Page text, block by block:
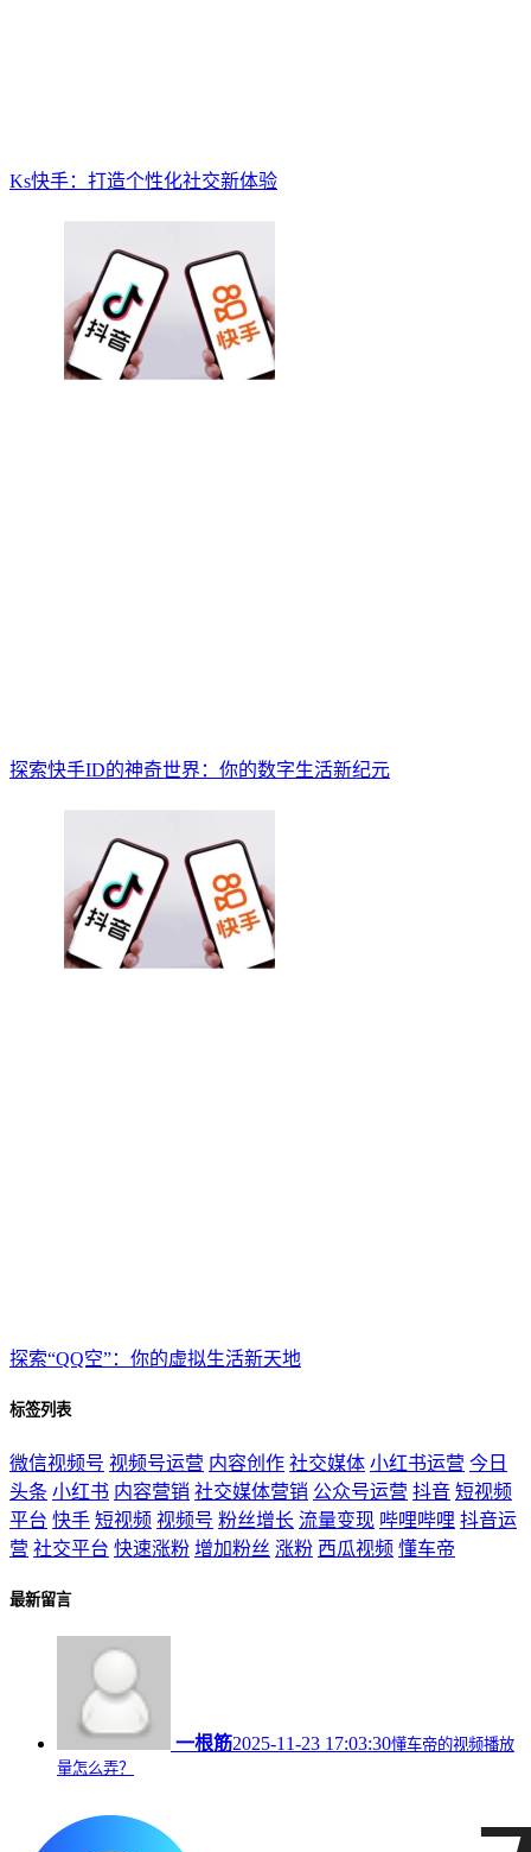
Ks快手：打造个性化社交新体验
探索快手ID的神奇世界：你的数字生活新纪元
探索“QQ空”：你的虚拟生活新天地
标签列表
微信视频号 视频号运营 内容创作 社交媒体 小红书运营 今日
头条 小红书 内容营销 社交媒体营销 公众号运营 抖音 短视频
平台 快手 短视频 视频号 粉丝增长 流量变现 哔哩哔哩 抖音运
营 社交平台 快速涨粉 增加粉丝 涨粉 西瓜视频 懂车帝
最新留言
一根筋2025-11-23 17:03:30懂车帝的视频播放
量怎么弄？